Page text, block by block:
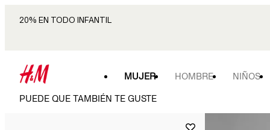
20% EN TODO INFANTIL
MUJER HOMBRE NIÑOS
PUEDE QUE TAMBIÉN TE GUSTE